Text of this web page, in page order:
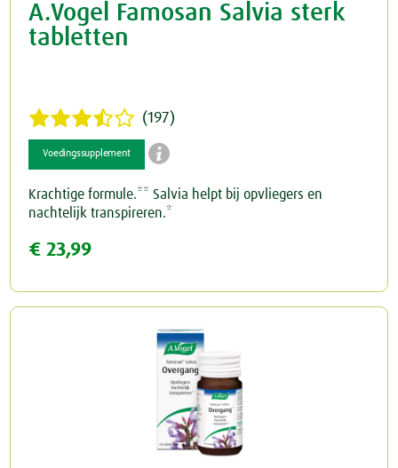
A.Vogel Famosan Salvia sterk
tabletten
(197)
Voedingssupplement 
Krachtige formule.** Salvia helpt bij opvliegers en
nachtelijk transpireren.*
€ 23,99